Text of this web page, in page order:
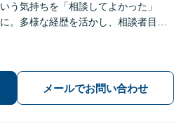
いう気持ちを「相談してよかった」
に。多様な経歴を活かし、相談者目線
【初回３０分間相談無料】
メールでお問い合わせ